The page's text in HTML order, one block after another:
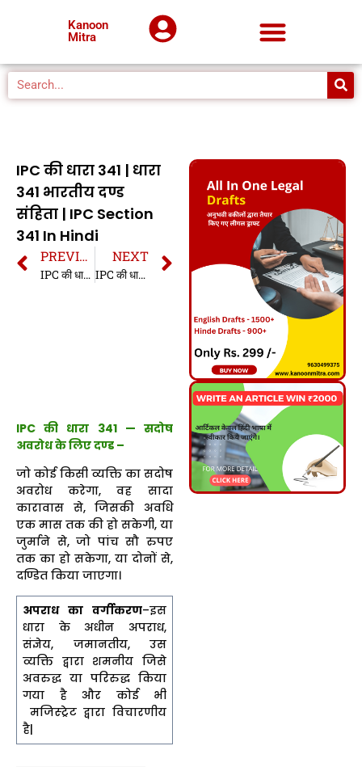
Kanoon
Mitra
IPC की धारा 341 | धारा
341 भारतीय दण्ड
संहिता | IPC Section
341 In Hindi
PREVIOUS
IPC की धारा 340 | धारा 340 भारतीय दण्ड संहिता | IPC Section 340 In Hindi
NEXT
IPC की धारा 342 | धारा 342 भारतीय दण्ड संहिता | IPC Section 342 In Hindi
IPC की धारा 341 — सदोष
अवरोध के लिए दण्ड –
जो कोई किसी व्यक्ति का सदोष
अवरोध करेगा, वह सादा
कारावास से, जिसकी अवधि
एक मास तक की हो सकेगी, या
जुर्माने से, जो पांच सौ रुपए
तक का हो सकेगा, या दोनों से,
दण्डित किया जाएगा।
अपराध का वर्गीकरण–इस
धारा के अधीन अपराध,
संज्ञेय, जमानतीय, उस
व्यक्ति द्वारा शमनीय जिसे
अवरुद्ध या परिरुद्ध किया
गया है और कोई भी
मजिस्ट्रेट द्वारा विचारणीय
है|